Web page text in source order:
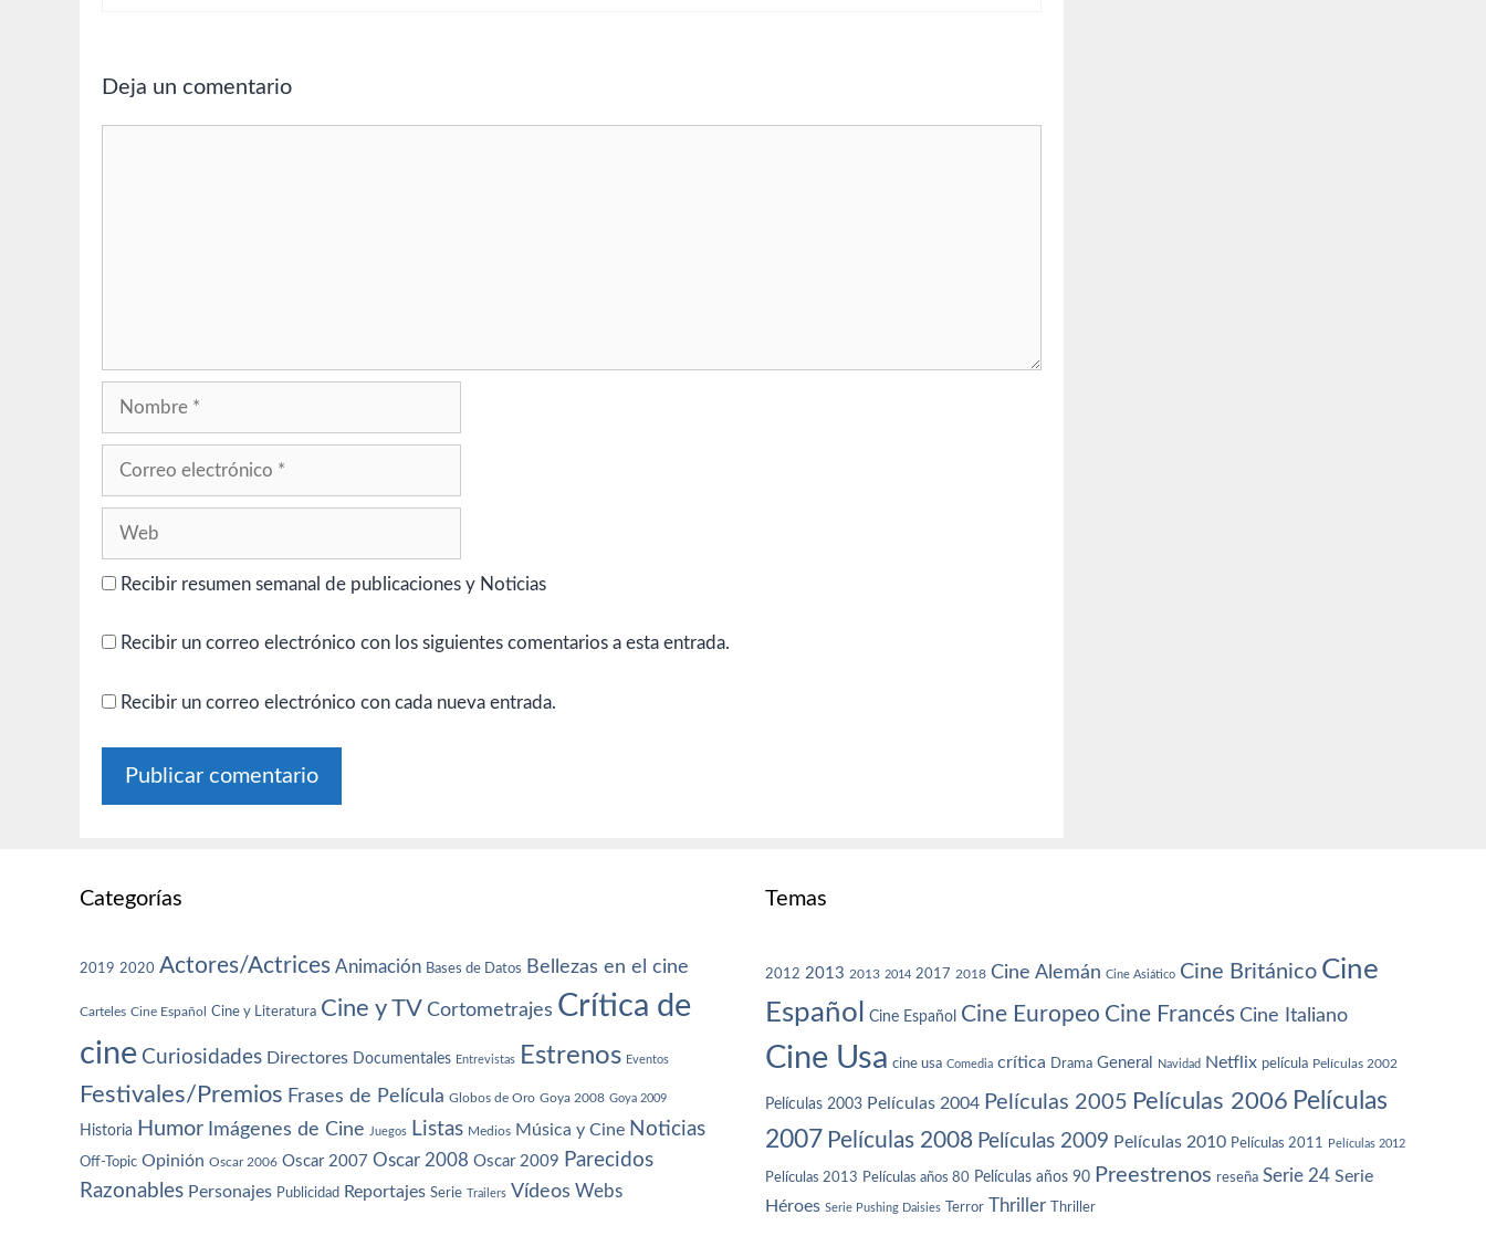
Deja un comentario
Recibir resumen semanal de publicaciones y Noticias
Recibir un correo electrónico con los siguientes comentarios a esta entrada.
Recibir un correo electrónico con cada nueva entrada.
Categorías
2019 2020 Actores/Actrices Animación Bases de Datos Bellezas en el cine
Carteles Cine Español Cine y Literatura Cine y TV Cortometrajes Crítica de
cine Curiosidades Directores Documentales Entrevistas Estrenos Eventos
Festivales/Premios Frases de Película Globos de Oro Goya 2008 Goya 2009
Historia Humor Imágenes de Cine Juegos Listas Medios Música y Cine Noticias
Off-Topic Opinión Oscar 2006 Oscar 2007 Oscar 2008 Oscar 2009 Parecidos
Razonables Personajes Publicidad Reportajes Serie Trailers Vídeos Webs
Temas
2012 2013 2013 2014 2017 2018 Cine Alemán Cine Asiático Cine Británico Cine
Español
Cine Español Cine Europeo Cine Francés Cine Italiano
Cine Usa cine usa Comedia crítica Drama General Navidad Netflix película Películas 2002
Películas 2003 Películas 2004 Películas 2005 Películas 2006 Películas
2007 Películas 2008 Películas 2009 Películas 2010 Películas 2011 Películas 2012
Películas 2013 Películas años 80 Películas años 90 Preestrenos reseña Serie 24 Serie
Héroes Serie Pushing Daisies Terror Thriller Thriller